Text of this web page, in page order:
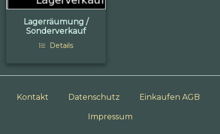
Lagerräumung /
Sonderverkauf
Details
Kontakt Datenschutz Einkaufen AGB
Impressum